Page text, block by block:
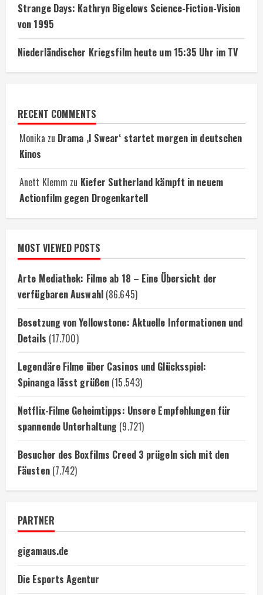
Strange Days: Kathryn Bigelows Science-Fiction-Vision
von 1995
Niederländischer Kriegsfilm heute um 15:35 Uhr im TV
RECENT COMMENTS
Monika zu Drama ‚I Swear‘ startet morgen in deutschen
Kinos
Anett Klemm zu Kiefer Sutherland kämpft in neuem
Actionfilm gegen Drogenkartell
MOST VIEWED POSTS
Arte Mediathek: Filme ab 18 – Eine Übersicht der
verfügbaren Auswahl (86.645)
Besetzung von Yellowstone: Aktuelle Informationen und
Details (17.700)
Legendäre Filme über Casinos und Glücksspiel:
Spinanga lässt grüßen (15.543)
Netflix-Filme Geheimtipps: Unsere Empfehlungen für
spannende Unterhaltung (9.721)
Besucher des Boxfilms Creed 3 prügeln sich mit den
Fäusten (7.742)
PARTNER
gigamaus.de
Die Esports Agentur